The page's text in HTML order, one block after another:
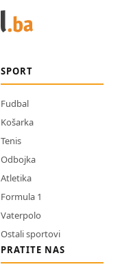
SPORT
Fudbal
Košarka
Tenis
Odbojka
Atletika
Formula 1
Vaterpolo
Ostali sportovi
PRATITE NAS